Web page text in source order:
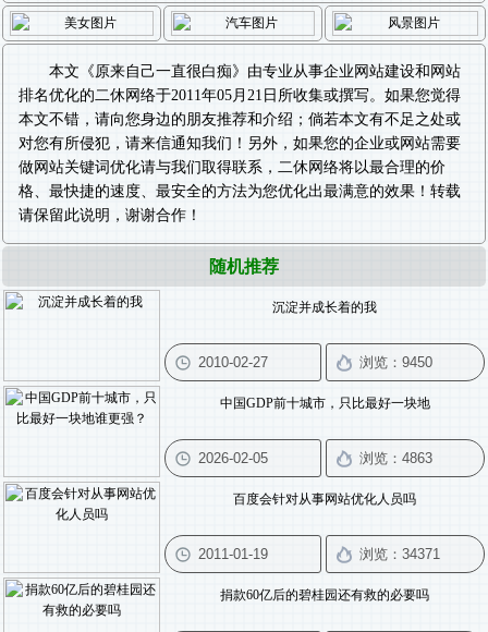
本文《原来自己一直很白痴》由专业从事企业网站建设和 网站
排名优化的二休网络于2011年05月21日所收集或撰写。如果您觉得
本文不错，请向您身边的朋友推荐和介绍；倘若本文有不足之处或
对您有所侵犯，请来信通知我们！另外，如果您的企业或网站需要
做网站关键词优化请与我们取得联系，二休网络将以最合理的价
格、最快捷的速度、最安全的方法为您优化出最满意的效果！转载
请保留此说明，谢谢合作！
随机推荐
沉淀并成长着的我
中国GDP前十城市，只比最好一块地
百度会针对从事网站优化人员吗
捐款60亿后的碧桂园还有救的必要吗